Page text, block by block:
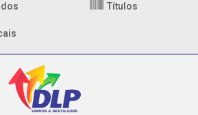
Títulos